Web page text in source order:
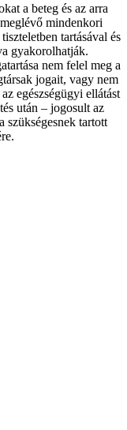
a beteg és az arra
mindenkori
tartásával és
gyakorolhatják.
nem felel meg a
jogait, vagy nem
egészségügyi ellátást
után – jogosult az
szükségesnek tartott